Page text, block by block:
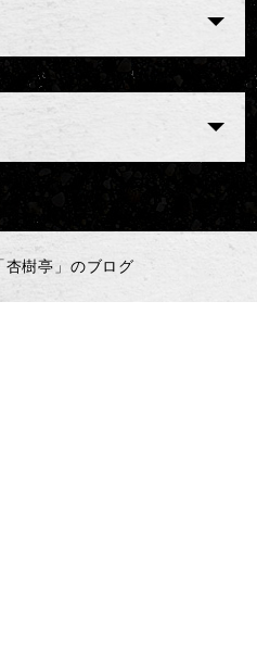
杏樹亭」のブログ